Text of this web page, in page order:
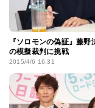
『ソロモンの偽証』藤野
の模擬裁判に挑戦
2015/4/6 16:31